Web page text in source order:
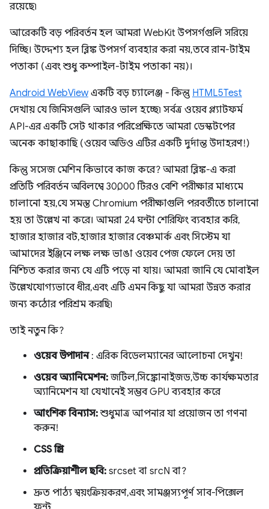
রয়েছে৷
আরেকটি বড় পরিবর্তন হল আমরা WebKit উপসর্গগুলি সরিয়ে
দিচ্ছি। উদ্দেশ্য হল ব্লিঙ্ক উপসর্গ ব্যবহার করা নয়, তবে রান-টাইম
পতাকা (এবং শুধু কম্পাইল-টাইম পতাকা নয়)।
Android WebViewএকটি বড় চ্যালেঞ্জ - কিন্তু HTML5Test
দেখায় যে জিনিসগুলি আরও ভাল হচ্ছে৷ সর্বত্র ওয়েব প্ল্যাটফর্ম
API-এর একটি সেট থাকার পরিপ্রেক্ষিতে আমরা ডেস্কটপের
অনেক কাছাকাছি (ওয়েব অডিও এটির একটি দুর্দান্ত উদাহরণ!)
কিন্তু সসেজ মেশিন কিভাবে কাজ করে? আমরা ব্লিঙ্ক-এ করা
প্রতিটি পরিবর্তন অবিলম্বে 30,000 টিরও বেশি পরীক্ষার মাধ্যমে
চালানো হয়, যে সমস্ত Chromium পরীক্ষাগুলি পরবর্তীতে চালানো
হয় তা উল্লেখ না করে। আমরা 24 ঘন্টা শেরিফিং ব্যবহার করি,
হাজার হাজার বট, হাজার হাজার বেঞ্চমার্ক এবং সিস্টেম যা
আমাদের ইঞ্জিনে লক্ষ লক্ষ ভাঙা ওয়েব পেজ ফেলে দেয় তা
নিশ্চিত করার জন্য যে এটি পড়ে না যায়। আমরা জানি যে মোবাইল
উল্লেখযোগ্যভাবে ধীর, এবং এটি এমন কিছু যা আমরা উন্নত করার
জন্য কঠোর পরিশ্রম করছি৷
তাই নতুন কি?
ওয়েব উপাদান: এরিক বিডেলম্যানের আলোচনা দেখুন!
ওয়েব অ্যানিমেশন: জটিল, সিঙ্ক্রোনাইজড, উচ্চ কার্যক্ষমতার
অ্যানিমেশন যা যেখানেই সম্ভব GPU ব্যবহার করে
আংশিক বিন্যাস: শুধুমাত্র আপনার যা প্রয়োজন তা গণনা
করুন!
CSS গ্রিড
প্রতিক্রিয়াশীল ছবি: srcset বা srcN বা?
দ্রুত পাঠ্য স্বয়ংক্রিয়করণ, এবং সামঞ্জস্যপূর্ণ সাব-পিক্সেল